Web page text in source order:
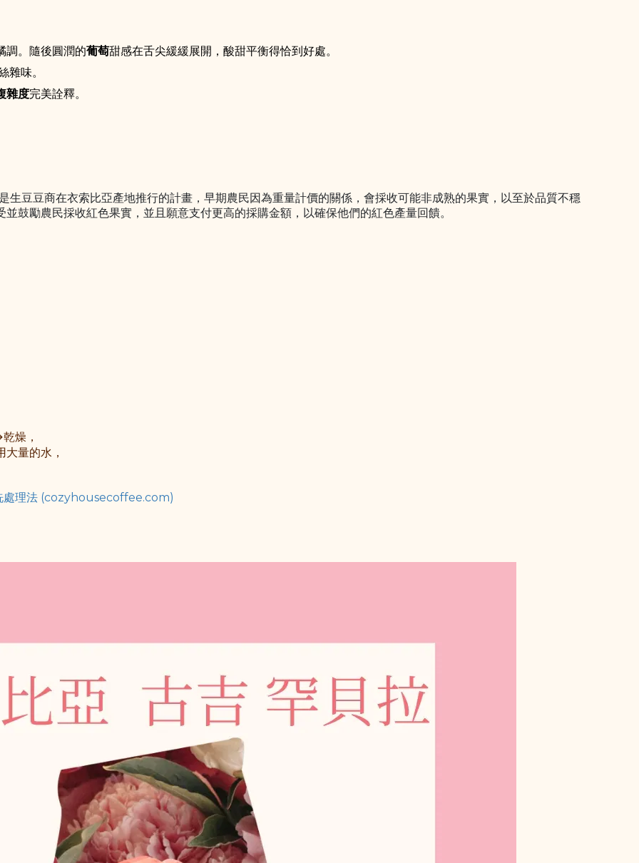
調。隨後圓潤的葡萄甜感在舌尖緩緩展開，酸甜平衡得恰到好處。
雜味。
雜度完美詮釋。
豆豆商在衣索比亞產地推行的計畫，早期農民因為重量計價的關係，會採收可能非成熟的果實，以至於品質不穩
鼓勵農民採收紅色果實，並且願意支付更高的採購金額，以確保他們的紅色產量回饋。
燥，
量的水，
處理法 (cozyhousecoffee.com)